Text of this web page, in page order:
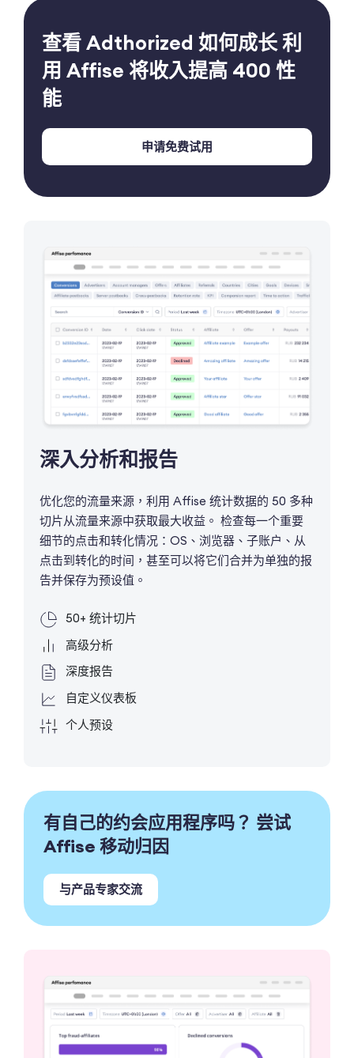
查看 Adthorized 如何成长利
用 Affise 将收入提高 400 性
能
申请免费试用
深入分析和报告
优化您的流量来源，利用 Affise 统计数据的 50 多种
切片从流量来源中获取最大收益。 检查每一个重要
细节的点击和转化情况：OS、浏览器、子账户、从
点击到转化的时间，甚至可以将它们合并为单独的报
告并保存为预设值。
50+ 统计切片
高级分析
深度报告
自定义仪表板
个人预设
有自己的约会应用程序吗？ 尝试
Affise 移动归因
与产品专家交流